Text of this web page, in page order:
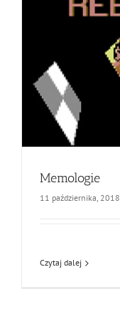
Memologie
11 października, 2018
Czytaj dalej